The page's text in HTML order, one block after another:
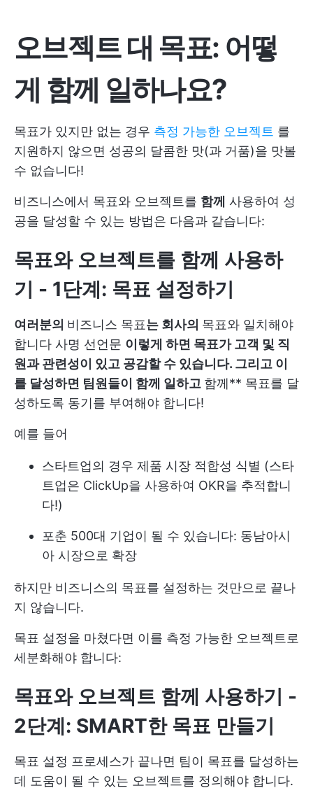
오브젝트 대 목표: 어떻
게 함께 일하나요?
목표가 있지만 없는 경우 측정 가능한 오브젝트 를
지원하지 않으면 성공의 달콤한 맛(과 거품)을 맛볼
수 없습니다!
비즈니스에서 목표와 오브젝트를 함께 사용하여 성
공을 달성할 수 있는 방법은 다음과 같습니다:
목표와 오브젝트를 함께 사용하
기 - 1단계: 목표 설정하기
여러분의 비즈니스 목표는 회사의 목표와 일치해야
합니다 사명 선언문 이렇게 하면 목표가 고객 및 직
원과 관련성이 있고 공감할 수 있습니다. 그리고 이
를 달성하면 팀원들이 함께 일하고 함께** 목표를 달
성하도록 동기를 부여해야 합니다!
예를 들어
스타트업의 경우 제품 시장 적합성 식별 (스타
트업은 ClickUp을 사용하여 OKR을 추적합니
다!)
포춘 500대 기업이 될 수 있습니다: 동남아시
아 시장으로 확장
하지만 비즈니스의 목표를 설정하는 것만으로 끝나
지 않습니다.
목표 설정을 마쳤다면 이를 측정 가능한 오브젝트로
세분화해야 합니다:
목표와 오브젝트 함께 사용하기 -
2단계: SMART한 목표 만들기
목표 설정 프로세스가 끝나면 팀이 목표를 달성하는
데 도움이 될 수 있는 오브젝트를 정의해야 합니다.